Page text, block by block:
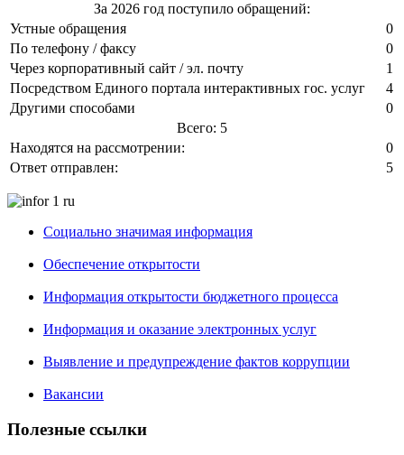
За 2026 год поступило обращений:
Устные обращения
0
По телефону / факсу
0
Через корпоративный сайт / эл. почту
1
Посредством Единого портала интерактивных гос. услуг
4
Другими способами
0
Всего: 5
Находятся на рассмотрении:
0
Ответ отправлен:
5
Социально значимая информация
Обеспечение открытости
Информация открытости бюджетного процесса
Информация и оказание электронных услуг
Выявление и предупреждение фактов коррупции
Вакансии
Полезные ссылки